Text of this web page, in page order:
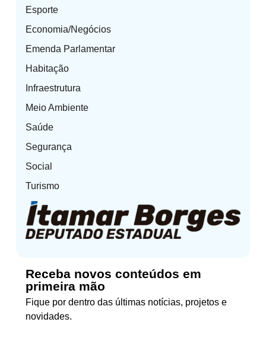
Esporte
Economia/Negócios
Emenda Parlamentar
Habitação
Infraestrutura
Meio Ambiente
Saúde
Segurança
Social
Turismo
Receba novos conteúdos em
primeira mão
Fique por dentro das últimas notícias, projetos e
novidades.